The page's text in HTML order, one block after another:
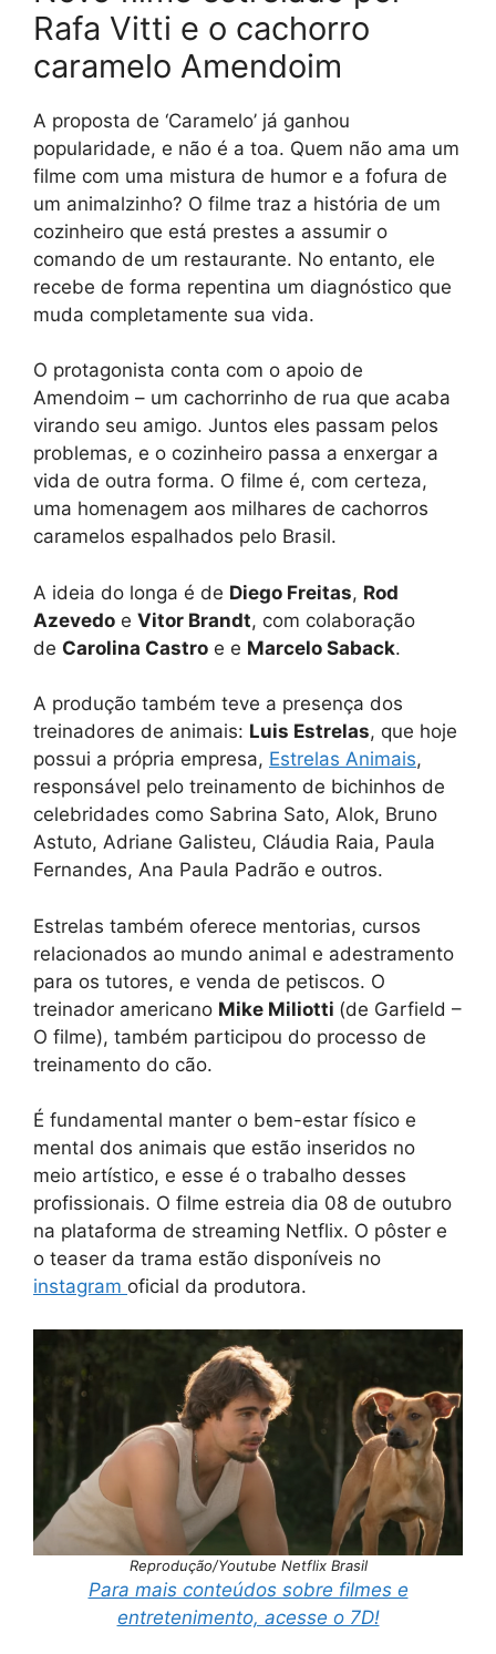
Rafa Vitti e o cachorro
caramelo Amendoim
A proposta de ‘Caramelo’ já ganhou
popularidade, e não é a toa. Quem não ama um
filme com uma mistura de humor e a fofura de
um animalzinho? O filme traz a história de um
cozinheiro que está prestes a assumir o
comando de um restaurante. No entanto, ele
recebe de forma repentina um diagnóstico que
muda completamente sua vida.
O protagonista conta com o apoio de
Amendoim – um cachorrinho de rua que acaba
virando seu amigo. Juntos eles passam pelos
problemas, e o cozinheiro passa a enxergar a
vida de outra forma. O filme é, com certeza,
uma homenagem aos milhares de cachorros
caramelos espalhados pelo Brasil.
A ideia do longa é de Diego Freitas, Rod
Azevedo e Vitor Brandt, com colaboração
de Carolina Castro e e Marcelo Saback.
A produção também teve a presença dos
treinadores de animais: Luis Estrelas, que hoje
possui a própria empresa, Estrelas Animais,
responsável pelo treinamento de bichinhos de
celebridades como Sabrina Sato, Alok, Bruno
Astuto, Adriane Galisteu, Cláudia Raia, Paula
Fernandes, Ana Paula Padrão e outros.
Estrelas também oferece mentorias, cursos
relacionados ao mundo animal e adestramento
para os tutores, e venda de petiscos. O
treinador americano Mike Miliotti (de Garfield –
O filme), também participou do processo de
treinamento do cão.
É fundamental manter o bem-estar físico e
mental dos animais que estão inseridos no
meio artístico, e esse é o trabalho desses
profissionais. O filme estreia dia 08 de outubro
na plataforma de streaming Netflix. O pôster e
o teaser da trama estão disponíveis no
instagram oficial da produtora.
Reprodução/Youtube Netflix Brasil
Para mais conteúdos sobre filmes e
entretenimento, acesse o 7D!